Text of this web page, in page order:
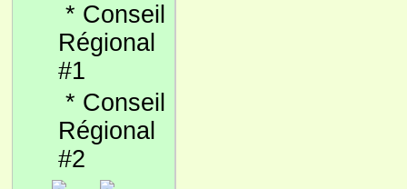
* Conseil
Régional
#1
* Conseil
Régional
#2